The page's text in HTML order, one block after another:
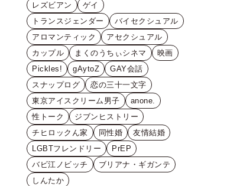
レズビアン
ゲイ
トランスジェンダー
バイセクシュアル
アロマンティック
アセクシュアル
カップル
まくのうちぃシネマ
映画
Pickles!
gAytoZ
GAY会話
スナップログ
恋の三十一文字
東京アイスクリーム男子
anone.
性トーク
ジブンヒストリー
チヒロックん家
同性婚
友情結婚
LGBTフレンドリー
PrEP
バビ江ノビッチ
ブリアナ・ギガンテ
しんたか